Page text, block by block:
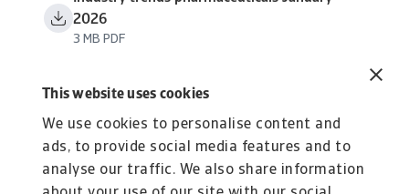
This website uses cookies
We use cookies to personalise content and
ads, to provide social media features and to
analyse our traffic. We also share information
2026
3 MB PDF